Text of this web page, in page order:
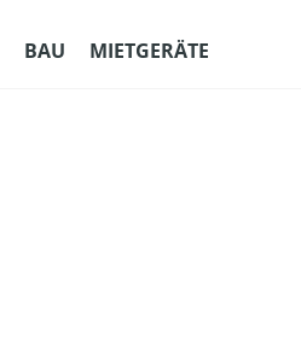
BAU MIETGERÄTE